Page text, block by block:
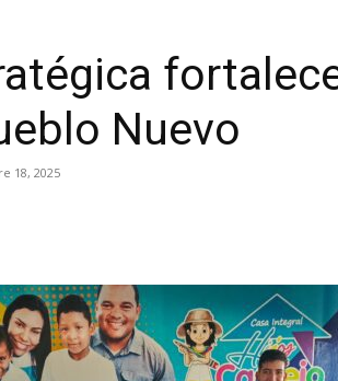
Nuevo
18, 2025